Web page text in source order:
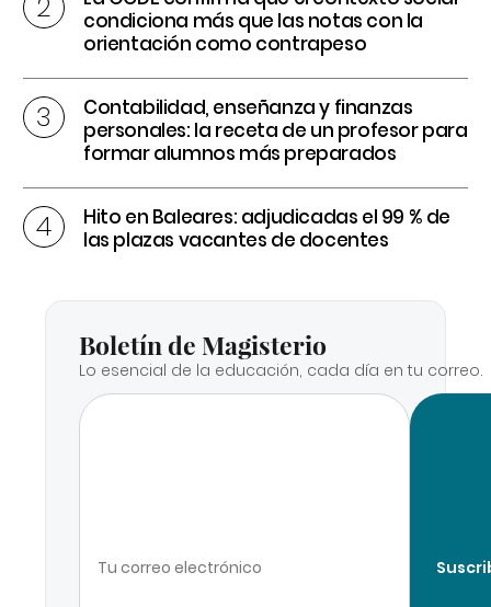
condiciona más que las notas con la
orientación como contrapeso
Contabilidad, enseñanza y finanzas
personales: la receta de un profesor para
formar alumnos más preparados
Hito en Baleares: adjudicadas el 99 % de
las plazas vacantes de docentes
Boletín de Magisterio
Lo esencial de la educación, cada día en tu correo.